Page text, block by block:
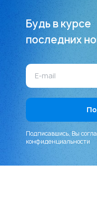
Будь в курсе
последних
Подписавшись, Вы
конфиденциальности